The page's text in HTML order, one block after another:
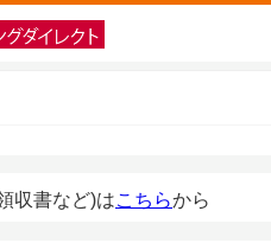
収書など)はこちらから